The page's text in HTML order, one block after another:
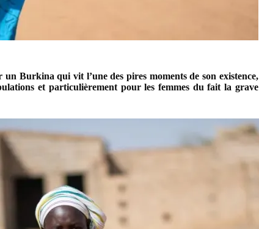
un Burkina qui vit l’une des pires moments de son existence,
et particulièrement pour les femmes du fait la grave